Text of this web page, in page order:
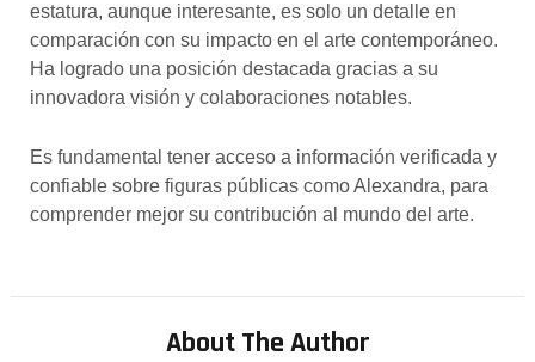
estatura, aunque interesante, es solo un detalle en
comparación con su impacto en el arte contemporáneo.
Ha logrado una posición destacada gracias a su
innovadora visión y colaboraciones notables.
Es fundamental tener acceso a información verificada y
confiable sobre figuras públicas como Alexandra, para
comprender mejor su contribución al mundo del arte.
About The Author